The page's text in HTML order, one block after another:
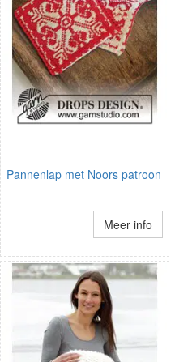
Pannenlap met Noors patroon
Meer info